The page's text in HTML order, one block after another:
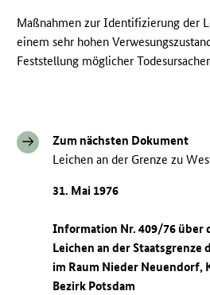
Maßnahmen zur Identifizierung der
einem sehr hohen
Feststellung möglicher
Zum nächsten Dokument
Leichen an der Grenze zu
31. Mai 1976
Information Nr. 409/76 über
Leichen an der Staatsgrenze
im Raum Nieder Neuendorf,
Bezirk Potsdam